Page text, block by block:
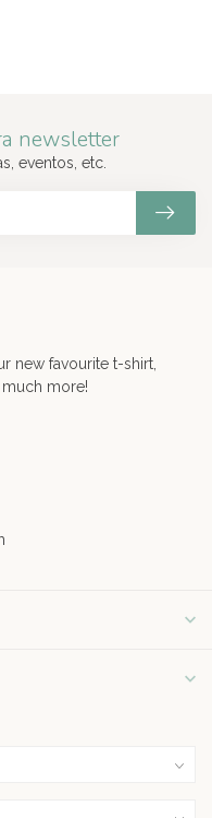
newsletter
eventos, etc.
new favourite t-shirt,
more!